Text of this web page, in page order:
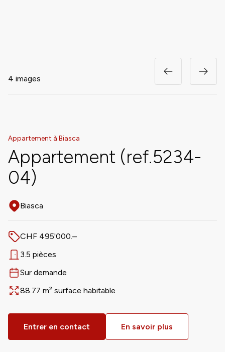
4 images
Appartement à Biasca
Appartement (ref.5234-
04)
Adresse
Biasca
Prix
CHF 495'000.–
Nombre de pièces
3.5 pièces
Disponible dès
Sur demande
Surface
88.77 m² surface habitable
Entrer en contact En savoir plus